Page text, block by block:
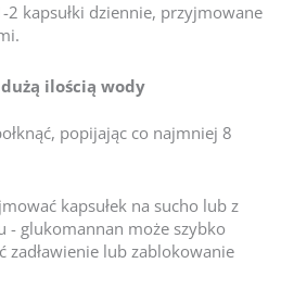
2 kapsułki dziennie, przyjmowane
ilością wody
popijając co najmniej 8
kapsułek na sucho lub z
- glukomannan może szybko
zadławienie lub zablokowanie